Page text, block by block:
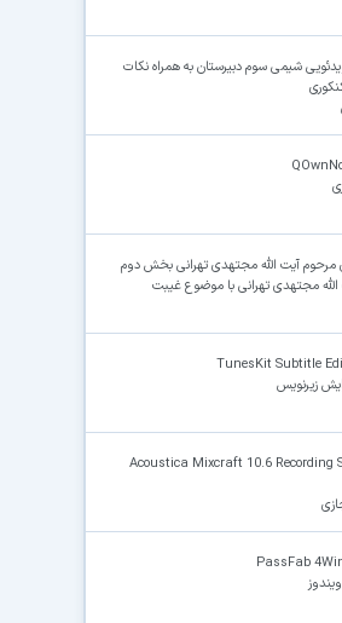
شیمی سوم دبیرستان به همراه نکات
آیت الله مجتهدی تهرانی بخش دوم
مجتهدی تهرانی با موضوع غیبت
TunesKit Subtitle
زیرنویس
Acoustica Mixcraft 10.6
PassFab